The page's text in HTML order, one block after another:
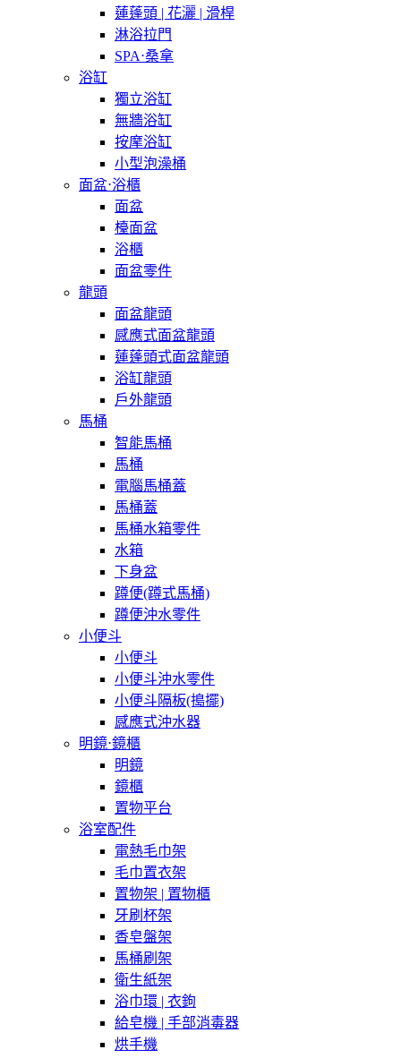
蓮蓬頭 | 花灑 | 滑桿
淋浴拉門
SPA⋅桑拿
浴缸
獨立浴缸
無牆浴缸
按摩浴缸
小型泡澡桶
面盆⋅浴櫃
面盆
檯面盆
浴櫃
面盆零件
龍頭
面盆龍頭
感應式面盆龍頭
蓮蓬頭式面盆龍頭
浴缸龍頭
戶外龍頭
馬桶
智能馬桶
馬桶
電腦馬桶蓋
馬桶蓋
馬桶水箱零件
水箱
下身盆
蹲便(蹲式馬桶)
蹲便沖水零件
小便斗
小便斗
小便斗沖水零件
小便斗隔板(搗擺)
感應式沖水器
明鏡⋅鏡櫃
明鏡
鏡櫃
置物平台
浴室配件
電熱毛巾架
毛巾置衣架
置物架 | 置物櫃
牙刷杯架
香皂盤架
馬桶刷架
衛生紙架
浴巾環 | 衣鉤
給皂機 | 手部消毒器
烘手機